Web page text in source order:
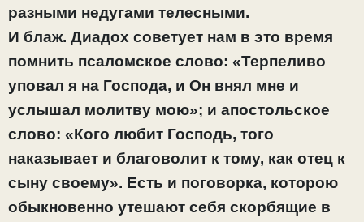
разными недугами телесными.
И блаж. Диадох советует нам в это время
помнить псаломское слово: «Терпеливо
уповал я на Господа, и Он внял мне и
услышал молитву мою»; и апостольское
слово: «Кого любит Господь, того
наказывает и благоволит к тому, как отец к
сыну своему». Есть и поговорка, которою
обыкновенно утешают себя скорбящие в